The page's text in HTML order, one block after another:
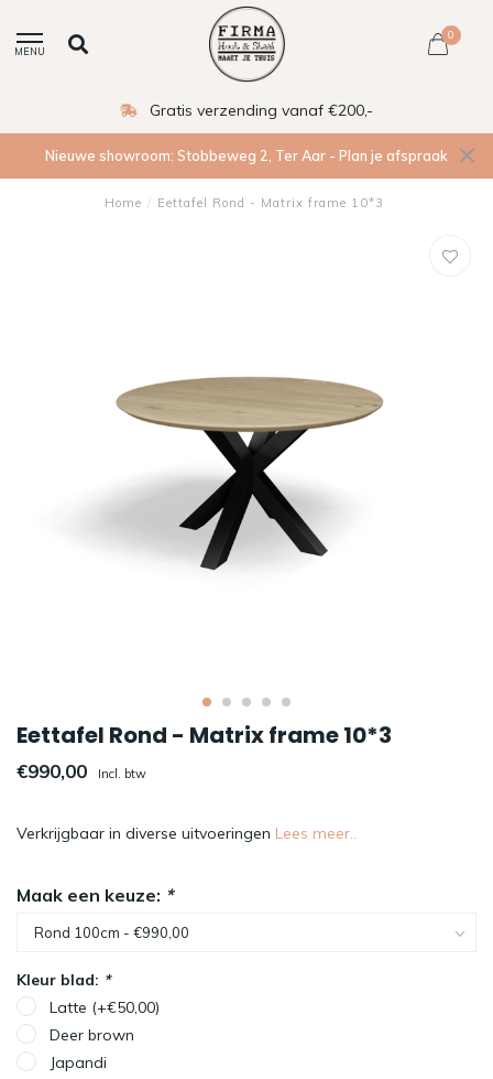
MENU
0
vanaf €200,-
Nieuwe showroom: Stobbeweg 2, Ter Aar - Plan je afspraak
Home / Eettafel Rond - Matrix frame 10*3
Eettafel Rond - Matrix frame 10*3
€990,00 Incl. btw
Verkrijgbaar in diverse uitvoeringen Lees meer..
Maak een keuze: *
Kleur blad: *
Latte (+€50,00)
Deer brown
Japandi